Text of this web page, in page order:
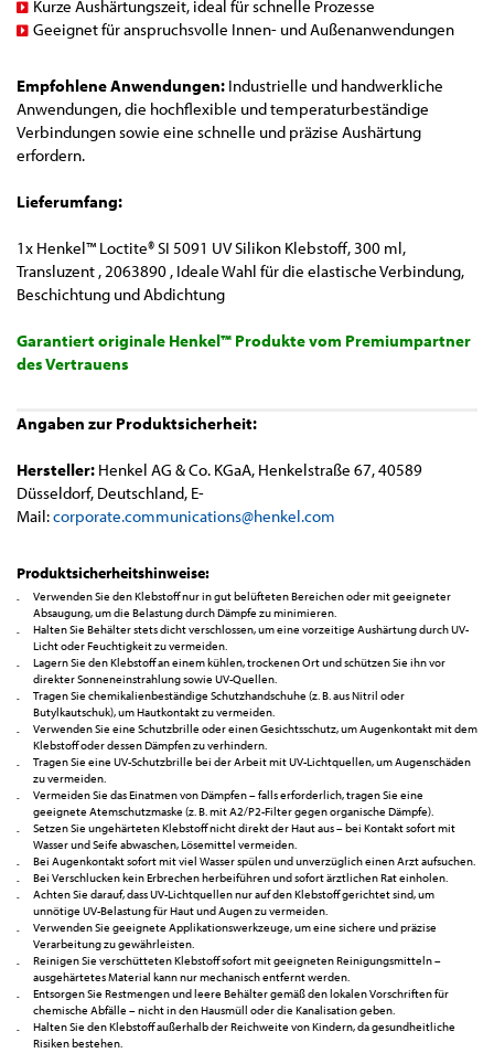
Kurze Aushärtungszeit, ideal für schnelle Prozesse
Geeignet für anspruchsvolle Innen- und Außenanwendungen
Empfohlene Anwendungen: Industrielle und handwerkliche
Anwendungen, die hochflexible und temperaturbeständige
Verbindungen sowie eine schnelle und präzise Aushärtung
erfordern.
Lieferumfang:
1x Henkel™ Loctite® SI 5091 UV Silikon Klebstoff, 300 ml,
Transluzent , 2063890 , Ideale Wahl für die elastische Verbindung,
Beschichtung und Abdichtung
Garantiert originale Henkel™ Produkte vom Premiumpartner
des Vertrauens
Angaben zur Produktsicherheit:
Hersteller: Henkel AG & Co. KGaA, Henkelstraße 67, 40589
Düsseldorf, Deutschland, E-
Mail:corporate.communications@henkel.com
Produktsicherheitshinweise:
Verwenden Sie den Klebstoff nur in gut belüfteten Bereichen oder mit geeigneter
Absaugung, um die Belastung durch Dämpfe zu minimieren.
Halten Sie Behälter stets dicht verschlossen, um eine vorzeitige Aushärtung durch UV-
Licht oder Feuchtigkeit zu vermeiden.
Lagern Sie den Klebstoff an einem kühlen, trockenen Ort und schützen Sie ihn vor
direkter Sonneneinstrahlung sowie UV-Quellen.
Tragen Sie chemikalienbeständige Schutzhandschuhe (z. B. aus Nitril oder
Butylkautschuk), um Hautkontakt zu vermeiden.
Verwenden Sie eine Schutzbrille oder einen Gesichtsschutz, um Augenkontakt mit dem
Klebstoff oder dessen Dämpfen zu verhindern.
Tragen Sie eine UV-Schutzbrille bei der Arbeit mit UV-Lichtquellen, um Augenschäden
zu vermeiden.
Vermeiden Sie das Einatmen von Dämpfen – falls erforderlich, tragen Sie eine
geeignete Atemschutzmaske (z. B. mit A2/P2-Filter gegen organische Dämpfe).
Setzen Sie ungehärteten Klebstoff nicht direkt der Haut aus – bei Kontakt sofort mit
Wasser und Seife abwaschen, Lösemittel vermeiden.
Bei Augenkontakt sofort mit viel Wasser spülen und unverzüglich einen Arzt aufsuchen.
Bei Verschlucken kein Erbrechen herbeiführen und sofort ärztlichen Rat einholen.
Achten Sie darauf, dass UV-Lichtquellen nur auf den Klebstoff gerichtet sind, um
unnötige UV-Belastung für Haut und Augen zu vermeiden.
Verwenden Sie geeignete Applikationswerkzeuge, um eine sichere und präzise
Verarbeitung zu gewährleisten.
Reinigen Sie verschütteten Klebstoff sofort mit geeigneten Reinigungsmitteln –
ausgehärtetes Material kann nur mechanisch entfernt werden.
Entsorgen Sie Restmengen und leere Behälter gemäß den lokalen Vorschriften für
chemische Abfälle – nicht in den Hausmüll oder die Kanalisation geben.
Halten Sie den Klebstoff außerhalb der Reichweite von Kindern, da gesundheitliche
Risiken bestehen.